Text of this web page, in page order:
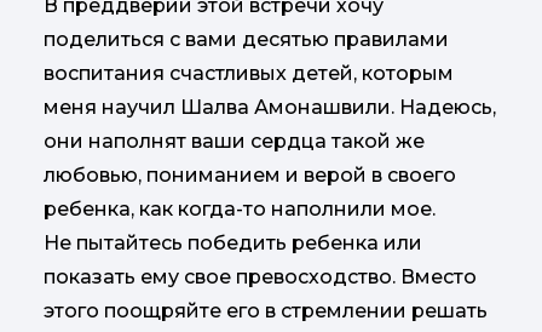
В преддверии этой встречи хочу
поделиться с вами десятью правилами
воспитания счастливых детей, которым
меня научил Шалва Амонашвили. Надеюсь,
они наполнят ваши сердца такой же
любовью, пониманием и верой в своего
ребенка, как когда-то наполнили мое.
Не пытайтесь победить ребенка или
показать ему свое превосходство. Вместо
этого поощряйте его в стремлении решать